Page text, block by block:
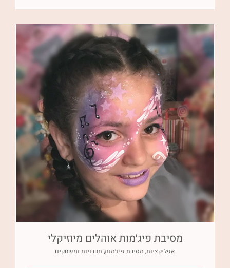
מסיבת פיג׳מות אוהלים מיוזיקלי
אפליקציות, מסיבת פיג׳מות, תחרויות ומשחקים